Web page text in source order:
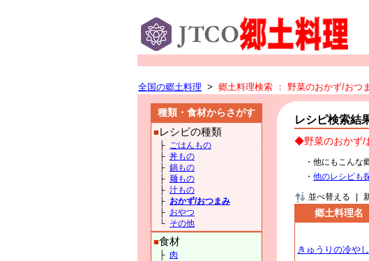
全国の郷土料理 > 郷土料理検索 ： 野菜のおかず/おつ
種類・食材からさがす
■ レシピの種類
├ ごはんもの
├ 丼もの
├ 鍋もの
├ 麺もの
├ 汁もの
├ おかず/おつまみ
├ おやつ
└ その他
■食材
├ 肉
レシピ検索結
◆野菜のおかず/
・他にもこんな
・ 他のレシピも
並べ替える
郷土料理名
きゅうりの冷や